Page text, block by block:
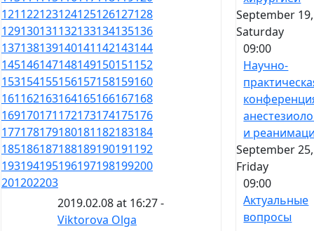
121122123124125126127128
129130131132133134135136
137138139140141142143144
145146147148149150151152
153154155156157158159160
161162163164165166167168
169170171172173174175176
177178179180181182183184
185186187188189190191192
193194195196197198199200
201202203
2019.02.08 at 16:27 -
Viktorova Olga
September
Saturday
09:00
Научно-
и
September
Friday
09:00
Актуальные
вопросы